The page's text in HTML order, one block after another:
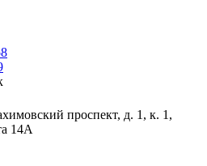
проспект, д. 1, к. 1,
14А